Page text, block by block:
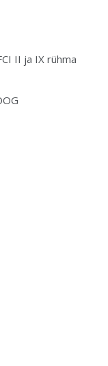
II ja IX rühma